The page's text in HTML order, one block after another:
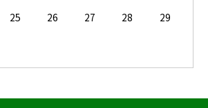
25 26 27 28
29